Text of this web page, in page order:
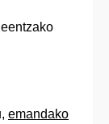
emandako